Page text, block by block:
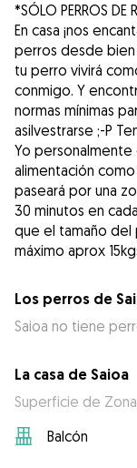
*SÓLO PERROS DE
En casa ¡nos
perros desde bien
tu perro vivirá
conmigo. Y
normas mínimas
asilvestrarse ;-P
Yo
alimentación
paseará por una
30 minutos en
que el tamaño del
máximo aprox
Los perros de
Saioa no tiene
La casa de Saioa
Superficie de
Balcón